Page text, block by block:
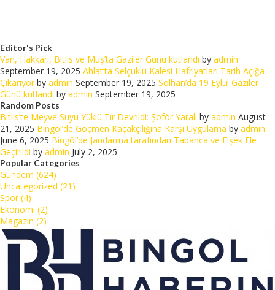
Editor's Pick
Van, Hakkari, Bitlis ve Muş’ta Gaziler Günü kutlandı by admin
September 19, 2025 Ahlat’ta Selçuklu Kalesi Hafriyatları Tarih Açığa
Çıkarıyorby admin September 19, 2025 Solhan’da 19 Eylül Gaziler
Günü kutlandı by admin September 19, 2025
Random Posts
Bitlis’te Meyve Suyu Yüklü Tır Devrildi: Şoför Yaralı by admin August
21, 2025 Bingöl’de Göçmen Kaçakçılığına Karşı Uygulama by admin
June 6, 2025 Bingöl’de Jandarma tarafından Tabanca ve Fişek Ele
Geçirildi by admin July 2, 2025
Popular Categories
Gündem (624)
Uncategorized (21)
Spor (4)
Ekonomi (2)
Magazin (2)